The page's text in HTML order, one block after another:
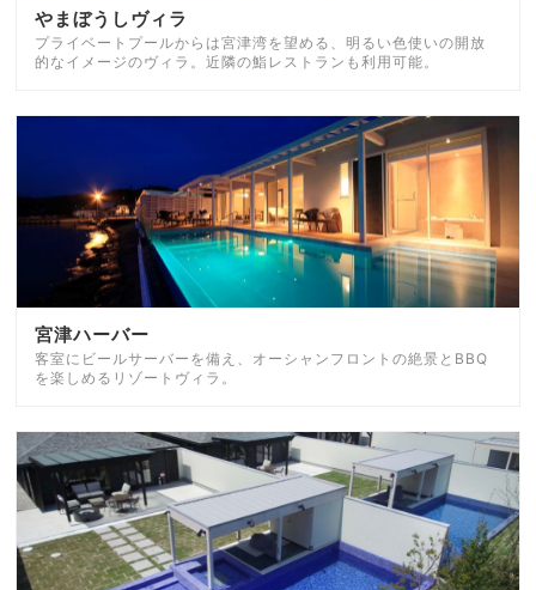
やまぼうしヴィラ
プライベートプールからは宮津湾を望める、明るい色使いの開放
的なイメージのヴィラ。近隣の鮨レストランも利用可能。
宮津ハーバー
客室にビールサーバーを備え、オーシャンフロントの絶景とBBQ
を楽しめるリゾートヴィラ。